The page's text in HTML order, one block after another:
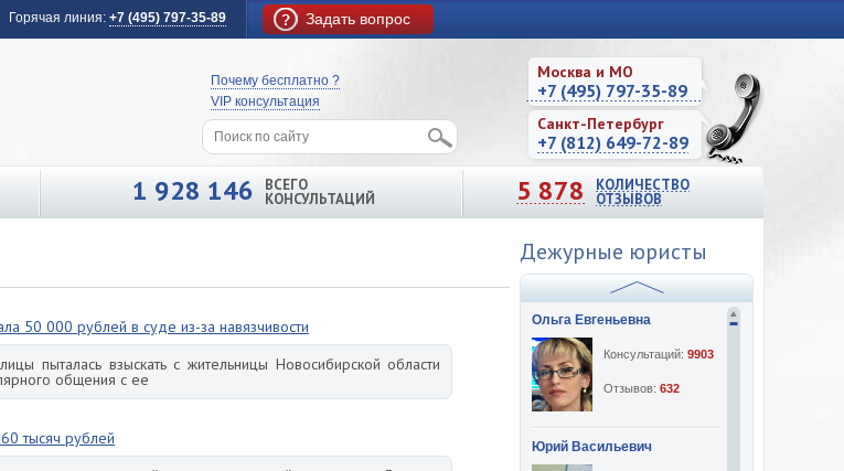
Горячая линия: +7 (495) 797-35-89 Задать вопрос
Москва и МО
+7 (495) 797-35-89
Санкт-Петербург
+7 (812) 649-72-89
Почему бесплатно ?
VIP консультация
1 928 146 ВСЕГО
КОНСУЛЬТАЦИЙ 5 878 КОЛИЧЕСТВО
ОТЗЫВОВ
50 000 рублей в суде из-за навязчивости
пыталась взыскать с жительницы Новосибирской области
общения с ее
тысяч рублей
Дежурные юристы
Ольга Евгеньевна
Консультаций: 9903
Отзывов: 632
Юрий Васильевич